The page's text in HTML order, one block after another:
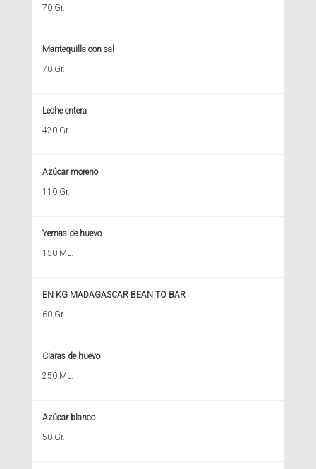
70 Gr.
Mantequilla con sal
70 Gr.
Leche entera
420 Gr.
Azúcar moreno
110 Gr.
Yemas de huevo
150 ML.
EN KG MADAGASCAR BEAN TO BAR
60 Gr.
Claras de huevo
250 ML.
Azúcar blanco
50 Gr.